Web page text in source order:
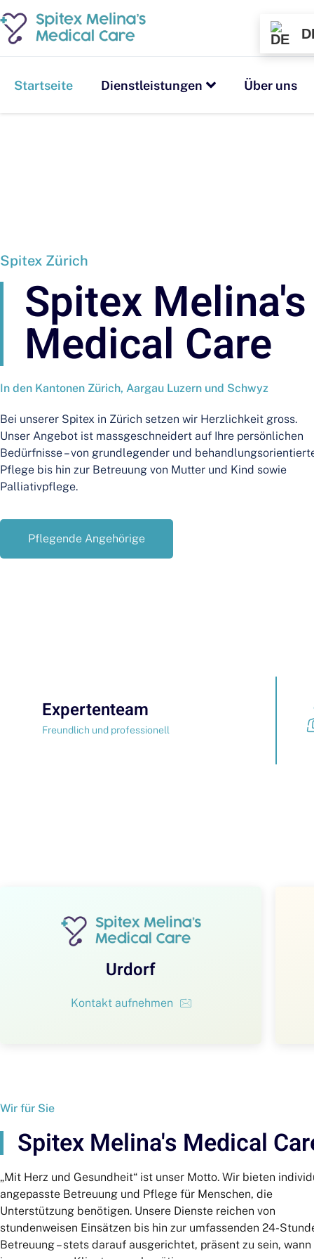
Startseite Dienstleistungen Über uns
Spitex Zürich
Spitex Melina's
Medical Care
In den Kantonen Zürich, Aargau Luzern und Schwyz
Bei unserer Spitex in Zürich setzen wir Herzlichkeit gross.
Unser Angebot ist massgeschneidert auf Ihre persönlichen
Bedürfnisse – von grundlegender und
Pflege bis hin zur Betreuung von Mutter und Kind sowie
Palliativpflege.
Pflegende Angehörige
Expertenteam
Freundlich und professionell
Urdorf
Kontakt aufnehmen
Wir für Sie
Spitex Melina's Medical
„Mit Herz und Gesundheit“ ist unser Motto. Wir bieten
angepasste Betreuung und Pflege für Menschen, die
Unterstützung benötigen. Unsere Dienste reichen von
stundenweisen Einsätzen bis hin zur umfassenden 24-
Betreuung – stets darauf ausgerichtet, präsent zu sein, wann